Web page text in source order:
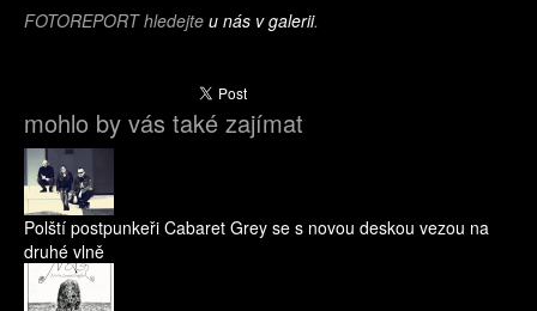
FOTOREPORT hledejte u nás v galerii.
mohlo by vás také zajímat
Polští postpunkeři Cabaret Grey se s novou deskou vezou na
druhé vlně